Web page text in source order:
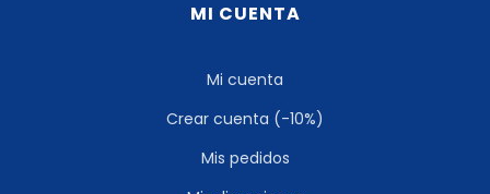
MI CUENTA
Mi cuenta
Crear cuenta (-10%)
Mis pedidos